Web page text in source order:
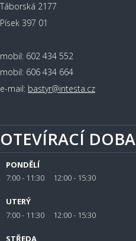
Táborská 2177
Písek 397 01
mobil: 602 434 552
mobil: 606 434 664
e-mail: bastyr@intesta.cz
OTEVÍRACÍ DOBA
PONDĚLÍ
7:00 - 11:30 12:00 - 15:30
UTERÝ
7:00 - 11:30 12:00 - 15:30
STŘEDA